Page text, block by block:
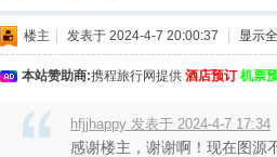
楼主 发表于 2024-4-7 20:00:37 显示
本站赞助商:携程旅行网提供 酒店预订 机票
hfjjhappy 发表于 2024-4-7 17:34
感谢楼主，谢谢啊！现在图源